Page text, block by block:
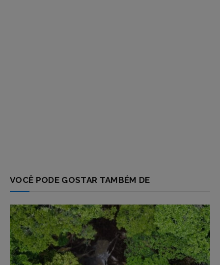
VOCÊ PODE GOSTAR TAMBÉM DE